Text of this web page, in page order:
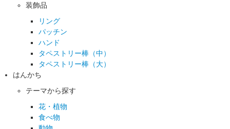
装飾品
リング
パッチン
ハンド
タペストリー棒（中）
タペストリー棒（大）
はんかち
テーマから探す
花・植物
食べ物